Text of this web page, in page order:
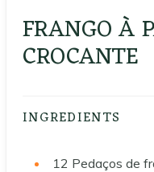
FRANGO À
CROCANTE
INGREDIENTS
12 Pedaços de